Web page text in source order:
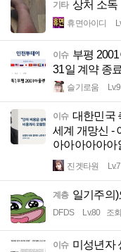
기타 상처 소독
휴면아이디
이슈 부평 2001
31일 계약 종료
슬기로움
이슈 대한민국
세계 개망신 -
아아아아아아
진겟타원
계층 일기주의
DFDS Lv.80 조
이슈 미성년자